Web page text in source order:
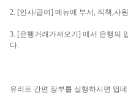
2. [인사/급여] 메뉴에 부서, 직책,사
3. [은행거래가져오기] 에서 은행의
다.
유리트 간편 장부를 실행하시면 업